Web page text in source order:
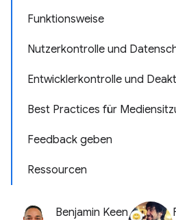
Funktionsweise
Nutzerkontrolle und
Entwicklerkontrolle und
Best Practices für
Feedback geben
Ressourcen
Benjamin Keen